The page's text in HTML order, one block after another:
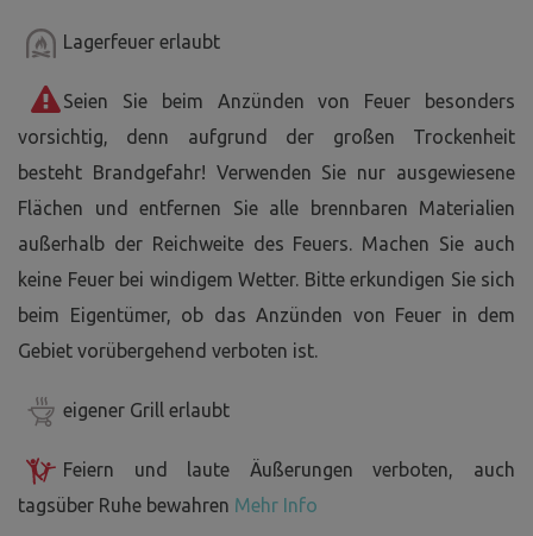
Lagerfeuer erlaubt
Seien Sie beim Anzünden von Feuer besonders
vorsichtig, denn aufgrund der großen Trockenheit
besteht Brandgefahr! Verwenden Sie nur ausgewiesene
Flächen und entfernen Sie alle brennbaren Materialien
außerhalb der Reichweite des Feuers. Machen Sie auch
keine Feuer bei windigem Wetter. Bitte erkundigen Sie sich
beim Eigentümer, ob das Anzünden von Feuer in dem
Gebiet vorübergehend verboten ist.
eigener Grill erlaubt
Feiern und laute Äußerungen verboten, auch
tagsüber Ruhe bewahren Mehr Info